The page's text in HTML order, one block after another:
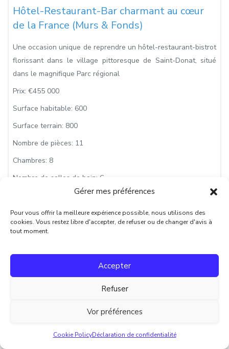
Gérer mes préférences
Pour vous offrir la meilleure expérience possible, nous utilisons des
cookies. Vous restez libre d'accepter, de refuser ou de changer d'avis à
tout moment.
Accepter
Refuser
Vor préférences
Cookie PolicyDéclaration de confidentialité
Hôtel-Restaurant-Bar charmant au cœur
de la France (Murs & Fonds)
Une occasion unique de reprendre un hôtel-restaurant-bistrot
florissant dans le village pittoresque de Saint-Donat, situé
dans le magnifique Parc régional
Prix: €455 000
Surface habitable: 600
Surface terrain: 800
Nombre de pièces: 11
Chambres: 8
Nombre de salles de bain: 6